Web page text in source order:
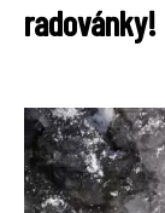
radovánky!